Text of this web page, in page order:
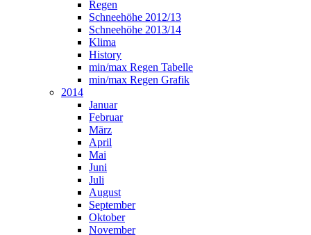
Regen
Schneehöhe 2012/13
Schneehöhe 2013/14
Klima
History
min/max Regen Tabelle
min/max Regen Grafik
2014
Januar
Februar
März
April
Mai
Juni
Juli
August
September
Oktober
November